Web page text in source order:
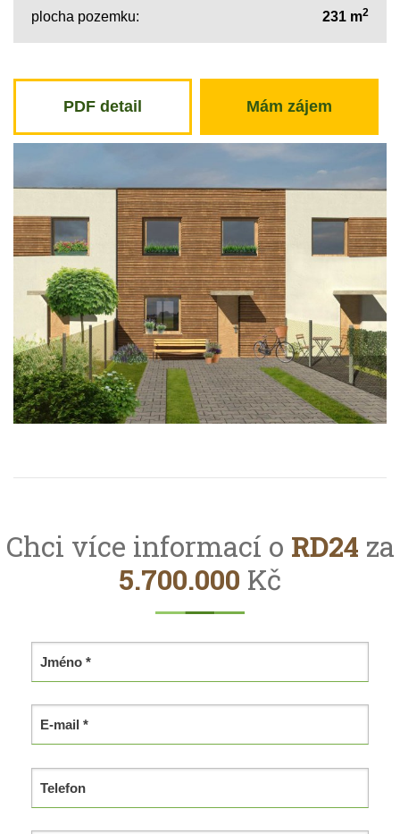
plocha pozemku: 231 m2
PDF detail Mám zájem
Chci více informací o RD24 za
5.700.000 Kč